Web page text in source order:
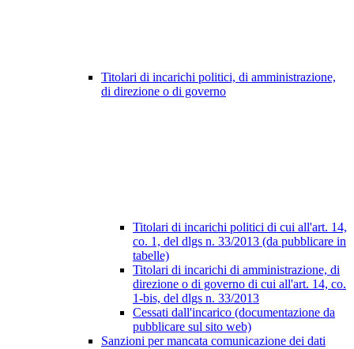
Titolari di incarichi politici, di amministrazione,
di direzione o di governo
Titolari di incarichi politici di cui all'art. 14,
co. 1, del dlgs n. 33/2013 (da pubblicare in
tabelle)
Titolari di incarichi di amministrazione, di
direzione o di governo di cui all'art. 14, co.
1-bis, del dlgs n. 33/2013
Cessati dall'incarico (documentazione da
pubblicare sul sito web)
Sanzioni per mancata comunicazione dei dati